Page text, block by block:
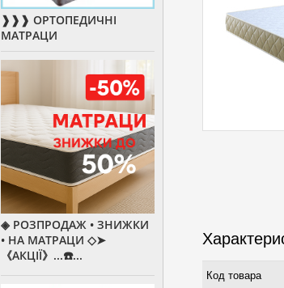
Код товара
❱❱❱ ОРТОПЕДИЧНІ
МАТРАЦИ
◈ РОЗПРОДАЖ • ЗНИЖКИ
• НА МАТРАЦИ ◇➤
《АКЦІЇ》...☎️...